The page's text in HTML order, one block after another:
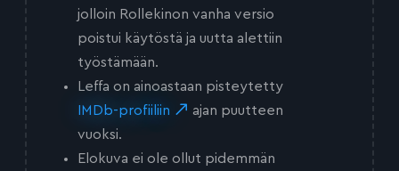
jolloin Rollekinon vanha versio
poistui käytöstä ja uutta alettiin
työstämään.
Leffa on ainoastaan pisteytetty
IMDb-profiiliin
ajan puutteen
vuoksi.
Elokuva ei ole ollut pidemmän